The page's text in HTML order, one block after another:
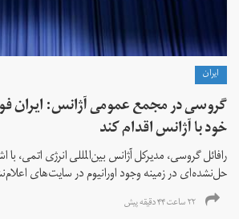
ايران
گروسی در مجمع عمومی آژانس: ایران
خود با آژانس اقدام کند
رافائل گروسی، مدیرکل آژانس بین‌المللی انرژی اتمی، با
حل‌نشده‌ای در زمینه وجود اورانیوم در سایت‌های
۲۲ ساعت ۴۴ دقیقه پیش